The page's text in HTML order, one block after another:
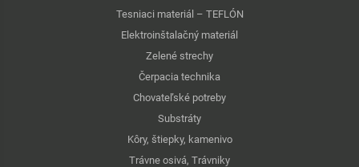
Tesniaci materiál – TEFLÓN
Elektroinštalačný materiál
Zelené strechy
Čerpacia technika
Chovateľské potreby
Substráty
Kôry, štiepky, kamenivo
Trávne osivá, Trávniky